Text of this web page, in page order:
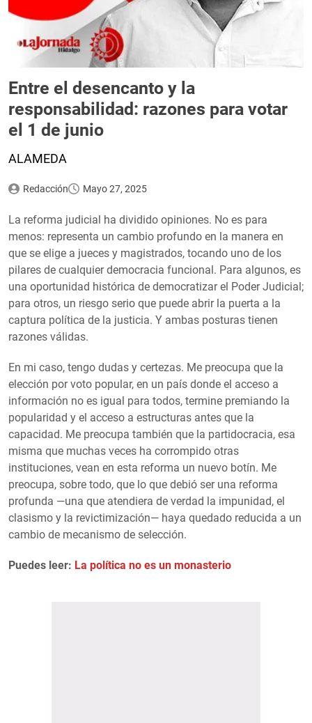
Entre el desencanto y la
responsabilidad: razones para votar
el 1 de junio
ALAMEDA
Redacción Mayo 27, 2025
La reforma judicial ha dividido opiniones. No es para
menos: representa un cambio profundo en la manera en
que se elige a jueces y magistrados, tocando uno de los
pilares de cualquier democracia funcional. Para algunos, es
una oportunidad histórica de democratizar el Poder Judicial;
para otros, un riesgo serio que puede abrir la puerta a la
captura política de la justicia. Y ambas posturas tienen
razones válidas.
En mi caso, tengo dudas y certezas. Me preocupa que la
elección por voto popular, en un país donde el acceso a
información no es igual para todos, termine premiando la
popularidad y el acceso a estructuras antes que la
capacidad. Me preocupa también que la partidocracia, esa
misma que muchas veces ha corrompido otras
instituciones, vean en esta reforma un nuevo botín. Me
preocupa, sobre todo, que lo que debió ser una reforma
profunda —una que atendiera de verdad la impunidad, el
clasismo y la revictimización— haya quedado reducida a un
cambio de mecanismo de selección.
Puedes leer: La política no es un monasterio